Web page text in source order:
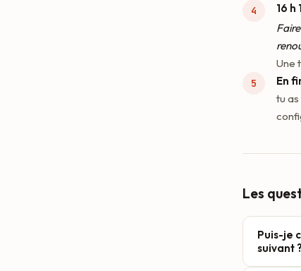
16
Une
En
tu
Les
Puis-je
suivant ?